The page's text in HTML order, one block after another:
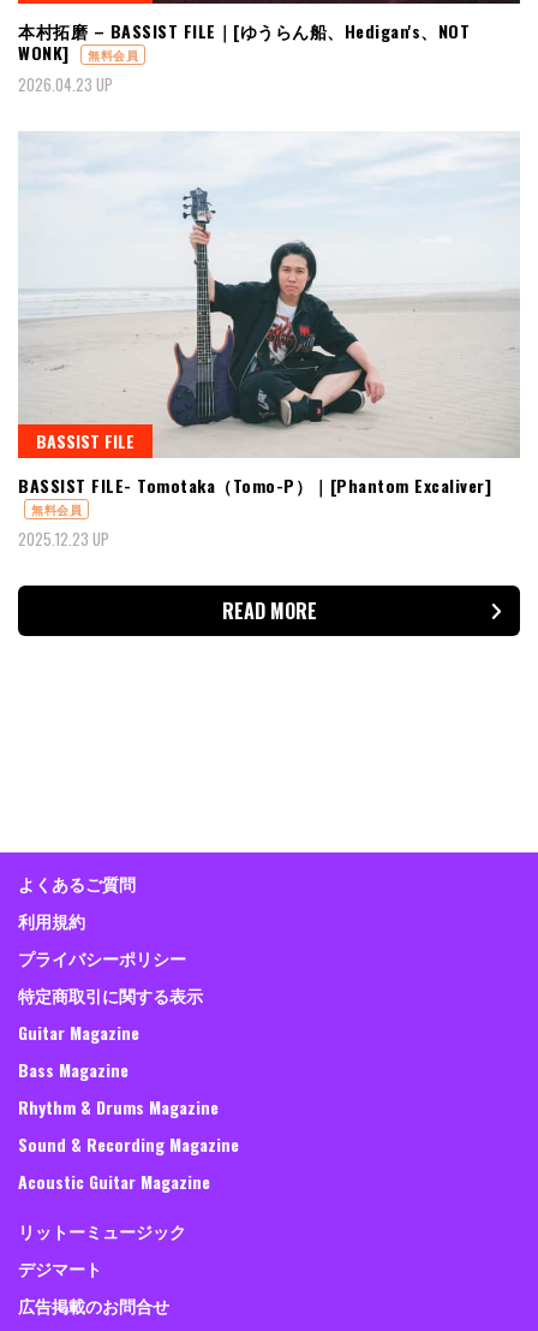
本村拓磨 – BASSIST FILE｜[ゆうらん船、Hedigan's、NOT
WONK]
無料会員
2026.04.23 UP
BASSIST FILE
BASSIST FILE- Tomotaka（Tomo-P）｜[Phantom Excaliver]
無料会員
2025.12.23 UP
READ MORE
よくあるご質問
利用規約
プライバシーポリシー
特定商取引に関する表示
Guitar Magazine
Bass Magazine
Rhythm & Drums Magazine
Sound & Recording Magazine
Acoustic Guitar Magazine
リットーミュージック
デジマート
広告掲載のお問合せ